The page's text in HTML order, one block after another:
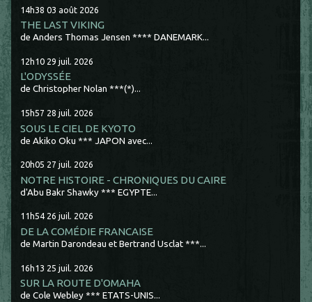
14h38 03 août 2026
THE LAST VIKING
de Anders Thomas Jensen **** DANEMARK...
12h10 29 juil. 2026
L'ODYSSÉE
de Christopher Nolan ***(*)...
15h57 28 juil. 2026
SOUS LE CIEL DE KYOTO
de Akiko Oku *** JAPON avec...
20h05 27 juil. 2026
NOTRE HISTOIRE - CHRONIQUES DU CAIRE
d'Abu Bakr Shawky *** EGYPTE...
11h54 26 juil. 2026
DE LA COMÉDIE FRANCAISE
de Martin Darondeau et Bertrand Usclat ***...
16h13 25 juil. 2026
SUR LA ROUTE D'OMAHA
de Cole Webley *** ETATS-UNIS...